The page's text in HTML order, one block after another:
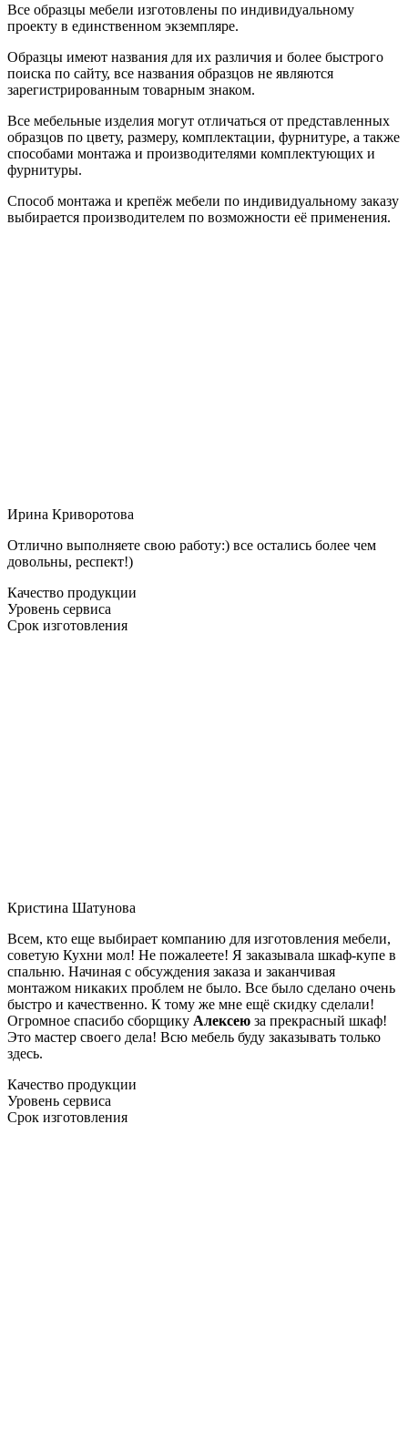
Все образцы мебели изготовлены по индивидуальному
проекту в единственном экземпляре.
Образцы имеют названия для их различия и более быстрого
поиска по сайту, все названия образцов не являются
зарегистрированным товарным знаком.
Все мебельные изделия могут отличаться от представленных
образцов по цвету, размеру, комплектации, фурнитуре, а также
способами монтажа и производителями комплектующих и
фурнитуры.
Способ монтажа и крепёж мебели по индивидуальному заказу
выбирается производителем по возможности её применения.
Ирина Криворотова
Отлично выполняете свою работу:) все остались более чем
довольны, респект!)
Качество продукции
Уровень сервиса
Срок изготовления
Кристина Шатунова
Всем, кто еще выбирает компанию для изготовления мебели,
советую Кухни мол! Не пожалеете! Я заказывала шкаф-купе в
спальню. Начиная с обсуждения заказа и заканчивая
монтажом никаких проблем не было. Все было сделано очень
быстро и качественно. К тому же мне ещё скидку сделали!
Огромное спасибо сборщику Алексею за прекрасный шкаф!
Это мастер своего дела! Всю мебель буду заказывать только
здесь.
Качество продукции
Уровень сервиса
Срок изготовления